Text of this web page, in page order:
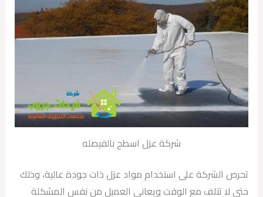
شركة عزل اسطح بالفيصله
تحرص الشركة على استخدام مواد عزل ذات جودة عالية، وذلك
حتى لا تتلف مع الوقت ويعاني العميل من نفس المشكلة